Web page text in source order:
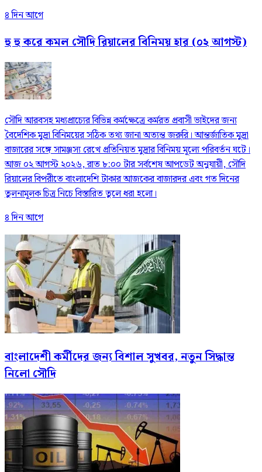
৪ দিন আগে
হু হু করে কমল সৌদি রিয়ালের বিনিময় হার (০২ আগস্ট)
সৌদি আরবসহ মধ্যপ্রাচ্যের বিভিন্ন কর্মক্ষেত্রে কর্মরত প্রবাসী ভাইদের জন্য
বৈদেশিক মুদ্রা বিনিময়ের সঠিক তথ্য জানা অত্যন্ত জরুরি। আন্তর্জাতিক মুদ্রা
বাজারের সঙ্গে সামঞ্জস্য রেখে প্রতিনিয়ত মুদ্রার বিনিময় মূল্যে পরিবর্তন ঘটে।
আজ ০২ আগস্ট ২০২৬, রাত ৮:০০ টার সর্বশেষ আপডেট অনুযায়ী, সৌদি
রিয়ালের বিপরীতে বাংলাদেশি টাকার আজকের বাজারদর এবং গত দিনের
তুলনামূলক চিত্র নিচে বিস্তারিত তুলে ধরা হলো।
৪ দিন আগে
বাংলাদেশী কর্মীদের জন্য বিশাল সুখবর, নতুন সিদ্ধান্ত
নিলো সৌদি